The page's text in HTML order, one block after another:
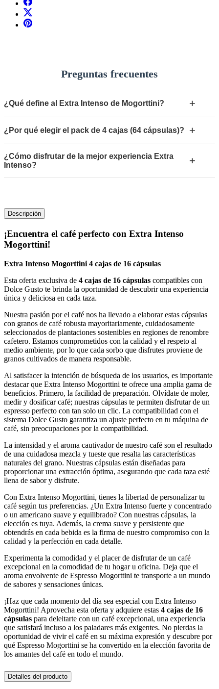
Preguntas frecuentes
¿Qué define al Extra Intenso de Mogorttini? +
¿Por qué elegir el pack de 4 cajas (64 cápsulas)? +
¿Cómo disfrutar de la mejor experiencia Extra
Intenso?
+
Descripción
¡Encuentra el café perfecto con Extra Intenso
Mogorttini!
Extra Intenso Mogorttini 4 cajas de 16 cápsulas
Esta oferta exclusiva de 4 cajas de 16 cápsulas compatibles con
Dolce Gusto te brinda la oportunidad de descubrir una experiencia
única y deliciosa en cada taza.
Nuestra pasión por el café nos ha llevado a elaborar estas cápsulas
con granos de café robusta mayoritariamente, cuidadosamente
seleccionados de plantaciones sostenibles en regiones de renombre
cafetero. Estamos comprometidos con la calidad y el respeto al
medio ambiente, por lo que cada sorbo que disfrutes proviene de
granos cultivados de manera responsable.
Al satisfacer la intención de búsqueda de los usuarios, es importante
destacar que Extra Intenso Mogorttini te ofrece una amplia gama de
beneficios. Primero, la facilidad de preparación. Olvídate de moler,
medir y dosificar café; nuestras cápsulas te permiten disfrutar de un
espresso perfecto con tan solo un clic. La compatibilidad con el
sistema Dolce Gusto garantiza un ajuste perfecto en tu máquina de
café, sin preocupaciones por la compatibilidad.
La intensidad y el aroma cautivador de nuestro café son el resultado
de una cuidadosa mezcla y tueste que resalta las características
naturales del grano. Nuestras cápsulas están diseñadas para
proporcionar una extracción óptima, asegurando que cada taza esté
llena de sabor y disfrute.
Con Extra Intenso Mogorttini, tienes la libertad de personalizar tu
café según tus preferencias. ¿Un Extra Intenso fuerte y concentrado
o un americano suave y equilibrado? Con nuestras cápsulas, la
elección es tuya. Además, la crema suave y persistente que
obtendrás en cada bebida es la firma de nuestro compromiso con la
calidad y la perfección en cada detalle.
Experimenta la comodidad y el placer de disfrutar de un café
excepcional en la comodidad de tu hogar u oficina. Deja que el
aroma envolvente de Espresso Mogorttini te transporte a un mundo
de sabores y sensaciones únicas.
¡Haz que cada momento del día sea especial con Extra Intenso
Mogorttini! Aprovecha esta oferta y adquiere estas 4 cajas de 16
cápsulas para deleitarte con un café excepcional, una experiencia
que satisfará incluso a los paladares más exigentes. No pierdas la
oportunidad de vivir el café en su máxima expresión y descubre por
qué Espresso Mogorttini se ha convertido en la elección favorita de
los amantes del café en todo el mundo.
Detalles del producto